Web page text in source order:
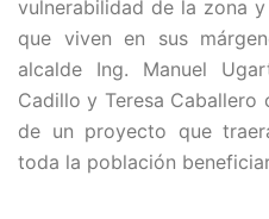
vulnerabilidad de la zona
que viven en sus
alcalde Ing. Manuel
Cadillo y Teresa
de un proyecto que
toda la población